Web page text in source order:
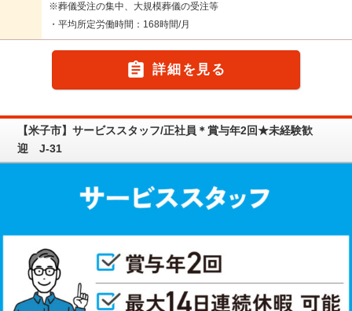
※葬儀受注の集中、大規模葬儀の受注等
・平均所定労働時間：168時間/月
 詳細を見る
【米子市】サービススタッフ/正社員＊賞与年2回★未経験歓
迎 J-31